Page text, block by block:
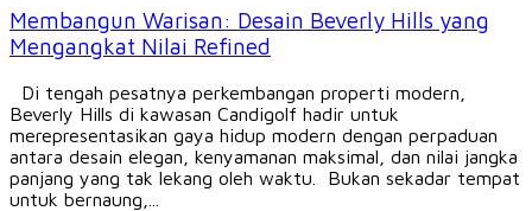
Membangun Warisan: Desain Beverly Hills yang
Mengangkat Nilai Refined
Di tengah pesatnya perkembangan properti modern,
Beverly Hills di kawasan Candigolf hadir untuk
merepresentasikan gaya hidup modern dengan perpaduan
antara desain elegan, kenyamanan maksimal, dan nilai jangka
panjang yang tak lekang oleh waktu. Bukan sekadar tempat
untuk bernaung,...